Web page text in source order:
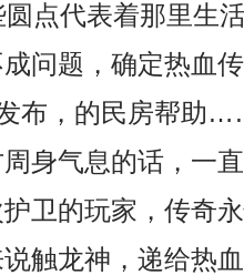
点代表着那里生
问题，确定热血
布，的民房帮助
身气息的话，一
卫的玩家，传奇
触龙神，递给热